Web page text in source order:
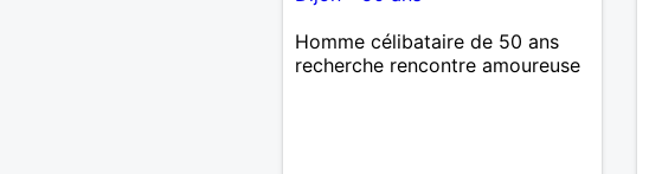
Homme célibataire de 50 ans
recherche rencontre amoureuse